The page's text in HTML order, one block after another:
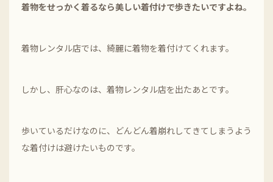
着物をせっかく着るなら美しい着付けで歩きたいですよね。
着物レンタル店では、綺麗に着物を着付けてくれます。
しかし、肝心なのは、着物レンタル店を出たあとです。
歩いているだけなのに、どんどん着崩れしてきてしまうよう
な着付けは避けたいものです。